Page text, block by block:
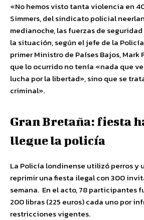
«No hemos visto tanta violencia en
Simmers, del sindicato policial
medianoche, las fuerzas de
la situación, según el jefe de la
primer Ministro de Países Bajos,
que lo ocurrido no tenía «nada que
lucha por la libertad», sino que se
criminal».
Gran Bretaña: fiesta
llegue la policía
La Policía londinense utilizó perros y
reprimir una fiesta ilegal con 300
semana. En el acto, 78 participantes
200 libras (225 euros) cada uno por
restricciones vigentes.